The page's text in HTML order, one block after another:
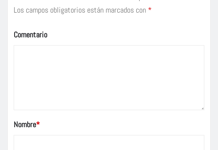
Los campos obligatorios están marcados con *
Comentario
Nombre*